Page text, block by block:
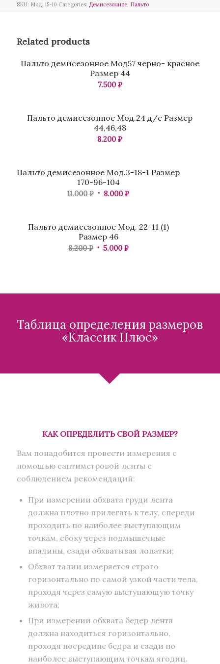
SKU: Мод. 15-10 Categories: Демисезонное, Пальто
Related products
Пальто демисезонное Мод57 черно- красное
Размер 44
7.500₽
Пальто демисезонное Мод.24 д/с Размер
44,46,48
8.200₽
Пальто демисезонное Мод.3-18-1 Размер
170-96-104
11.000₽ 8.000₽
Пальто демисезонное Мод. 22-11 (1)
Размер 46
8.200₽ 5.000₽
Таблица определения размеров
«Классик Плюс»
КАК ОПРЕДЕЛИТЬ СВОЙ РАЗМЕР?
Вам понадобится провести измерения с
помощью сантиметровой ленты с
соблюдением рекомендаций:
При измерении обхвата груди лента
должна плотно прилегать к телу, спереди
проходить по наиболее выступающим
точкам, сбоку через подмышечные
впадины, сзади обхватывая лопатки;
Обхват талии измеряется строго
горизонтально по самой узкой части тела,
проходя через самую выступающую точку
живота;
При измерении обхвата бедер лента
должна находиться горизонтально,
проходя посредине бедра и сзади по
наиболее выступающим точкам ягодиц.